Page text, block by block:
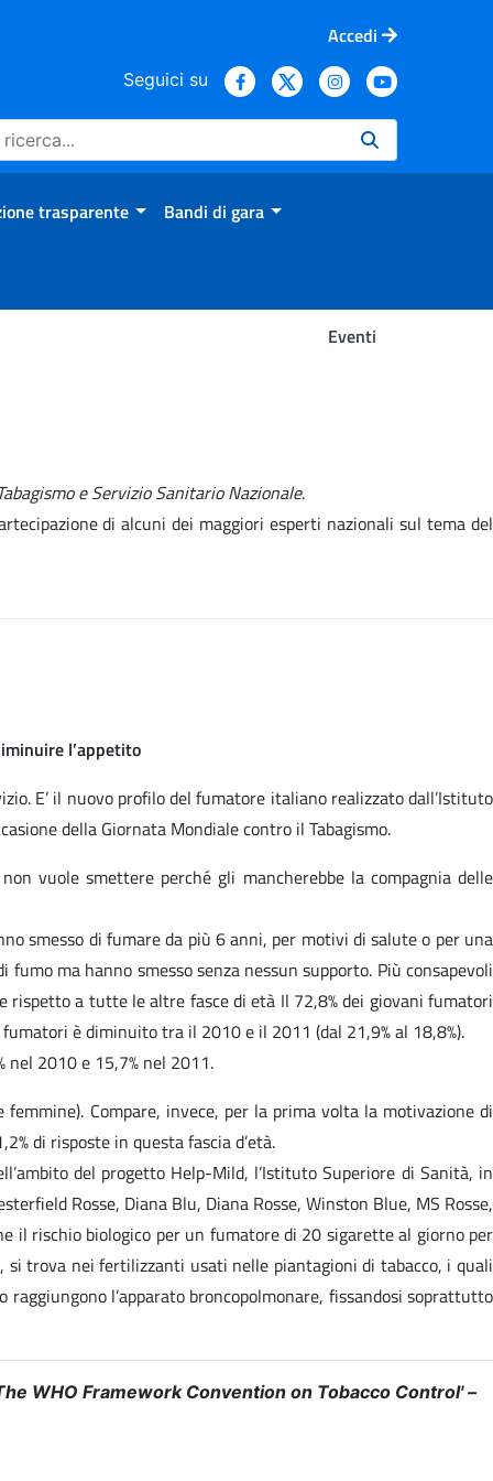
Accedi
Seguici su
trasparente Bandi di gara
Eventi
e Servizio Sanitario Nazionale.
di alcuni dei maggiori esperti nazionali sul tema del
l’appetito
E’ il nuovo profilo del fumatore italiano realizzato dall’Istituto
della Giornata Mondiale contro il Tabagismo.
vuole smettere perché gli mancherebbe la compagnia delle
smesso di fumare da più 6 anni, per motivi di salute o per una
ma hanno smesso senza nessun supporto. Più consapevoli
rispetto a tutte le altre fasce di età Il 72,8% dei giovani fumatori
è diminuito tra il 2010 e il 2011 (dal 21,9% al 18,8%).
2010 e 15,7% nel 2011.
Compare, invece, per la prima volta la motivazione di
di risposte in questa fascia d’età.
del progetto Help-Mild, l’Istituto Superiore di Sanità, in
Rosse, Diana Blu, Diana Rosse, Winston Blue, MS Rosse,
il rischio biologico per un fumatore di 20 sigarette al giorno per
trova nei fertilizzanti usati nelle piantagioni di tabacco, i quali
l’apparato broncopolmonare, fissandosi soprattutto
WHO Framework Convention on Tobacco Control' –